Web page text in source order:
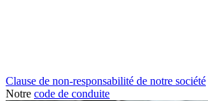
Clause de non-responsabilité de notre société
Notre code de conduite